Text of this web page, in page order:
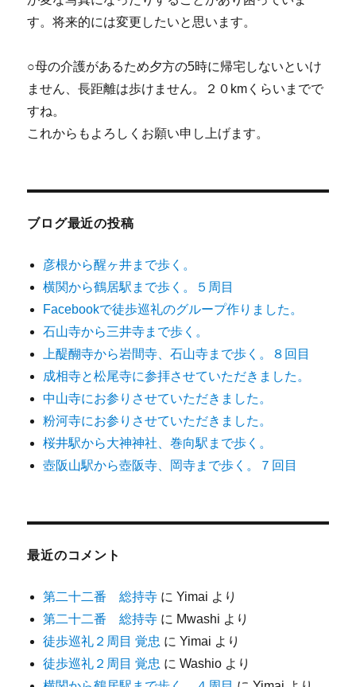
す。将来的には変更したいと思います。
○母の介護があるため夕方の5時に帰宅しないといけ
ません、長距離は歩けません。２０kmくらいまでで
すね。
これからもよろしくお願い申し上げます。
ブログ最近の投稿
彦根から醒ヶ井まで歩く。
横関から鶴居駅まで歩く。５周目
Facebookで徒歩巡礼のグループ作りました。
石山寺から三井寺まで歩く。
上醍醐寺から岩間寺、石山寺まで歩く。８回目
成相寺と松尾寺に参拝させていただきました。
中山寺にお参りさせていただきました。
粉河寺にお参りさせていただきました。
桜井駅から大神神社、巻向駅まで歩く。
壺阪山駅から壺阪寺、岡寺まで歩く。７回目
最近のコメント
第二十二番 総持寺 にYimai より
第二十二番 総持寺 に Mwashi より
徒歩巡礼２周目 覚忠 にYimai より
徒歩巡礼２周目 覚忠 にWashio より